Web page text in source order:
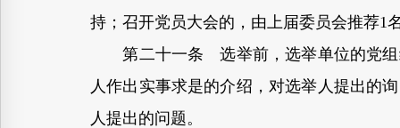
持；召开党员大会的，由上届委员会推荐1
第二十一条 选举前，选举单位的党组
人作出实事求是的介绍，对选举人提出的
人提出的问题。